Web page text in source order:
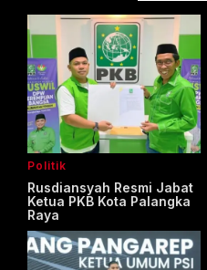
Politik
Rusdiansyah Resmi Jabat
Ketua PKB Kota Palangka
Raya